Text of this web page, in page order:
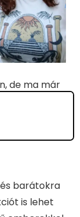
de ma már
miért
barátokra
is lehet